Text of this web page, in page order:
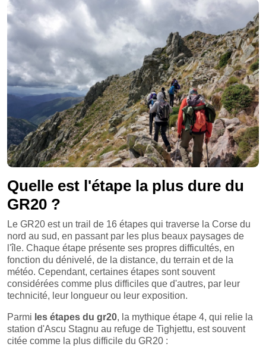
Quelle est l'étape la plus dure du
GR20 ?
Le GR20 est un trail de 16 étapes qui traverse la Corse du
nord au sud, en passant par les plus beaux paysages de
l'île. Chaque étape présente ses propres difficultés, en
fonction du dénivelé, de la distance, du terrain et de la
météo. Cependant, certaines étapes sont souvent
considérées comme plus difficiles que d'autres, par leur
technicité, leur longueur ou leur exposition.
Parmi les étapes du gr20, la mythique étape 4, qui relie la
station d'Ascu Stagnu au refuge de Tighjettu, est souvent
citée comme la plus difficile du GR20 :